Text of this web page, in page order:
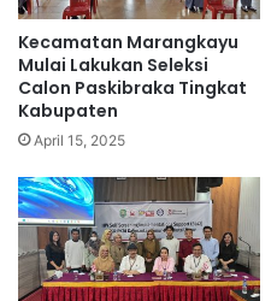
Kecamatan Marangkayu
Mulai Lakukan Seleksi
Calon Paskibraka Tingkat
Kabupaten
April 15, 2025